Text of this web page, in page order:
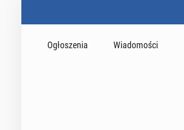
Ogłoszenia Wiadomości